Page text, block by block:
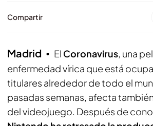
Compartir
Madrid El Coronavirus, una
enfermedad vírica que está
titulares alrededor de todo el
pasadas semanas, afecta
del videojuego. Después de